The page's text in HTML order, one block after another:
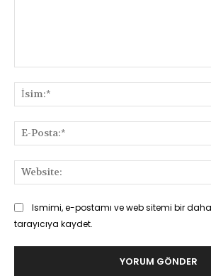
Ismimi, e-postamı ve web sitemi bir
tarayıcıya kaydet.